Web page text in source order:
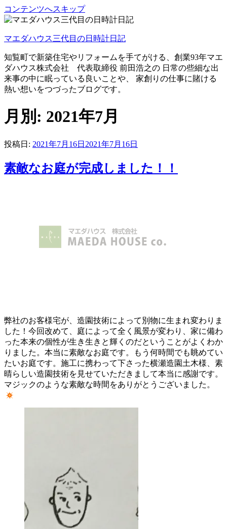
コンテンツへスキップ
マエダハウス三代目の日時計日記
知覧町で新築住宅やリフォームを手てがける、創業93年マエ
ダハウス株式会社 代表取締役 前田浩之の 日常の些細な出
来事の中に眠っている良いことや、 家創りの仕事に賭ける
熱い想いをつづったブログです。
月別: 2021年7月
投稿日: 2021年7月16日 2021年7月16日
素敵なお庭が完成しました！！
弊社のお客様宅が、造園技術によって別物に生まれ変わりま
した！今回改めて、庭によって全く風景が変わり、家に備わ
った本来の個性が生き生きと輝くのだということがよくわか
りました。本当に素敵なお庭です。もう何時間でも眺めてい
たいお庭です。施工に携わって下さった横瀬造園土木様、素
晴らしい造園技術を見せていただきまして本当に感謝です。
マジックのような素敵な時間をありがとうございました。